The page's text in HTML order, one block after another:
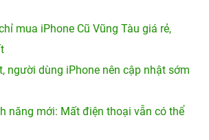
mua iPhone Cũ Vũng Tàu giá rẻ,
người dùng iPhone nên cập nhật sớm
năng mới: Mất điện thoại vẫn có thể